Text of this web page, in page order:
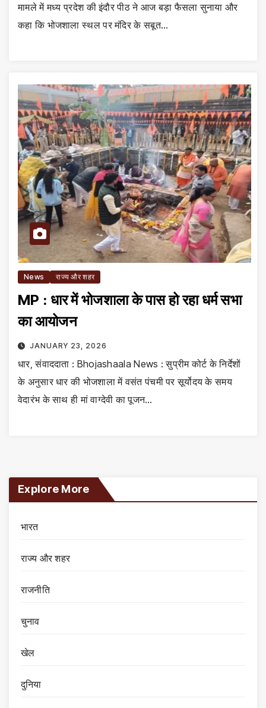
मामले में मध्य प्रदेश की इंदौर पीठ ने आज बड़ा फैसला सुनाया और
कहा कि भोजशाला स्थल पर मंदिर के सबूत…
News राज्य और शहर
MP : धार में भोजशाला के पास हो रहा धर्म सभा
का आयोजन
JANUARY 23, 2026
धार, संवाददाता : Bhojashaala News : सुप्रीम कोर्ट के निर्देशों
के अनुसार धार की भोजशाला में वसंत पंचमी पर सूर्योदय के समय
वेदारंभ के साथ ही मां वाग्देवी का पूजन…
Explore More
भारत
राज्य और शहर
राजनीति
चुनाव
खेल
दुनिया